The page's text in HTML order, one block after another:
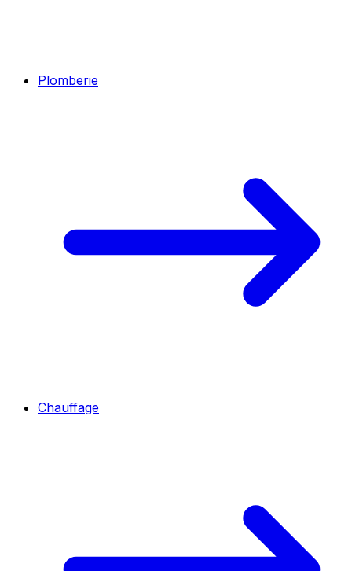
Plomberie
Chauffage